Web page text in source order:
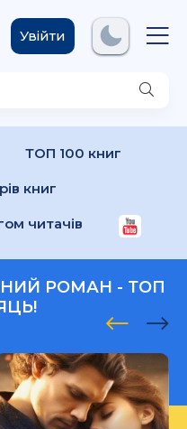
.com
Увійти
ТОП 100 книг
книг
читачів
РОМАН - ТОП